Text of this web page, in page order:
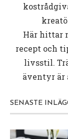
Här hittar
recept och
livsstil.
äventyr är
SENASTE